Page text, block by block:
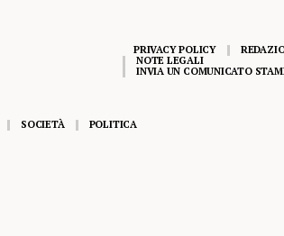
PRIVACY POLICY
NOTE LEGALI
INVIA UN COMUNICATO
SOCIETÀ POLITICA